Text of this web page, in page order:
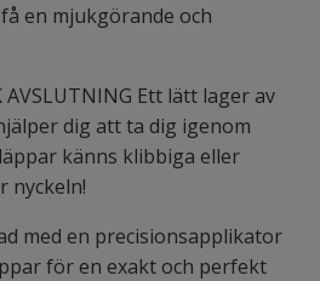
en mjukgörande och
AVSLUTNING Ett lätt lager av
dig att ta dig igenom
känns klibbiga eller
nyckeln!
med en precisionsapplikator
för en exakt och perfekt